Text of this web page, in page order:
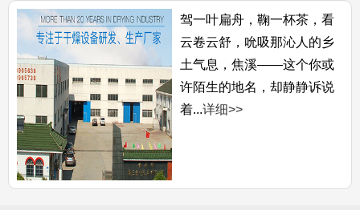
驾一叶扁舟，鞠一杯茶，看
云卷云舒，吮吸那沁人的乡
土气息，焦溪——这个你或
许陌生的地名，却静静诉说
着...详细>>